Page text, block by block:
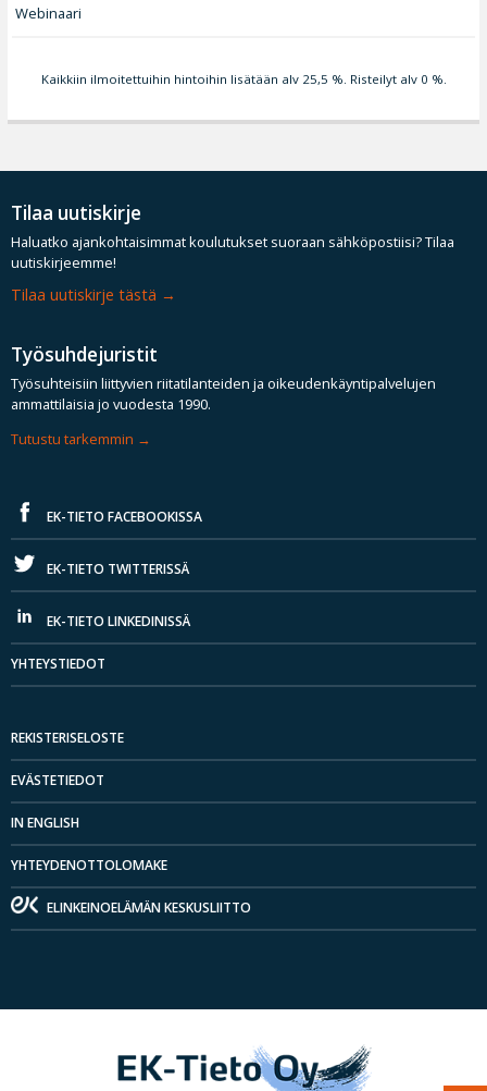
Webinaari
Kaikkiin ilmoitettuihin hintoihin lisätään alv 25,5 %. Risteilyt alv 0 %.
Tilaa uutiskirje
Haluatko ajankohtaisimmat koulutukset suoraan sähköpostiisi? Tilaa
uutiskirjeemme!
Tilaa uutiskirje tästä
Työsuhdejuristit
Työsuhteisiin liittyvien riitatilanteiden ja oikeudenkäyntipalvelujen
ammattilaisia jo vuodesta 1990.
Tutustu tarkemmin
EK-TIETO FACEBOOKISSA
EK-TIETO TWITTERISSÄ
EK-TIETO LINKEDINISSÄ
YHTEYSTIEDOT
REKISTERISELOSTE
EVÄSTETIEDOT
IN ENGLISH
YHTEYDENOTTOLOMAKE
ELINKEINOELÄMÄN KESKUSLIITTO